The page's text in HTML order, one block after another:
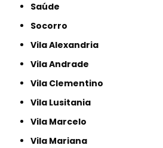
Saúde
Socorro
Vila Alexandria
Vila Andrade
Vila Clementino
Vila Lusitania
Vila Marcelo
Vila Mariana